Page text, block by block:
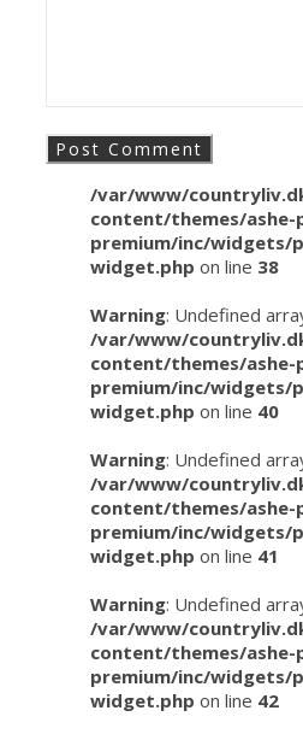
/var/www/
content/themes/ashe-
premium/inc/widgets/
widget.php on line 38
Warning: Undefined
/var/www/
content/themes/ashe-
premium/inc/widgets/
widget.php on line 40
Warning: Undefined
/var/www/
content/themes/ashe-
premium/inc/widgets/
widget.php on line 41
Warning: Undefined
/var/www/
content/themes/ashe-
premium/inc/widgets/
widget.php on line 42